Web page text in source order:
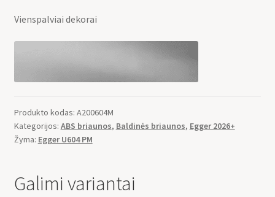
Vienspalviai dekorai
Produkto kodas: A200604M
Kategorijos: ABS briaunos, Baldinės briaunos, Egger 2026+
Žyma: Egger U604 PM
Galimi variantai